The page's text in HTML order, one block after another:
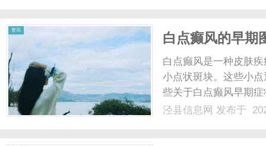
资讯
白点癫风的早期
白点癫风是一种皮肤
小点状斑块。这些小
些关于白点癫风早期
1：一张患者手臂上的
泾县信息网 发布于